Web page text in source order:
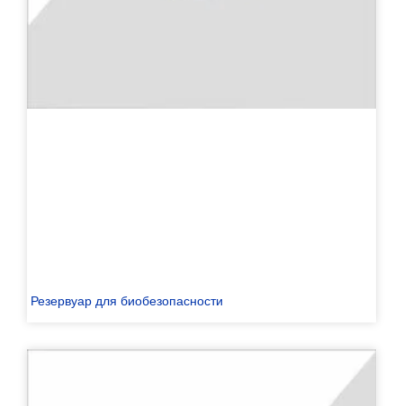
Резервуар для биобезопасности